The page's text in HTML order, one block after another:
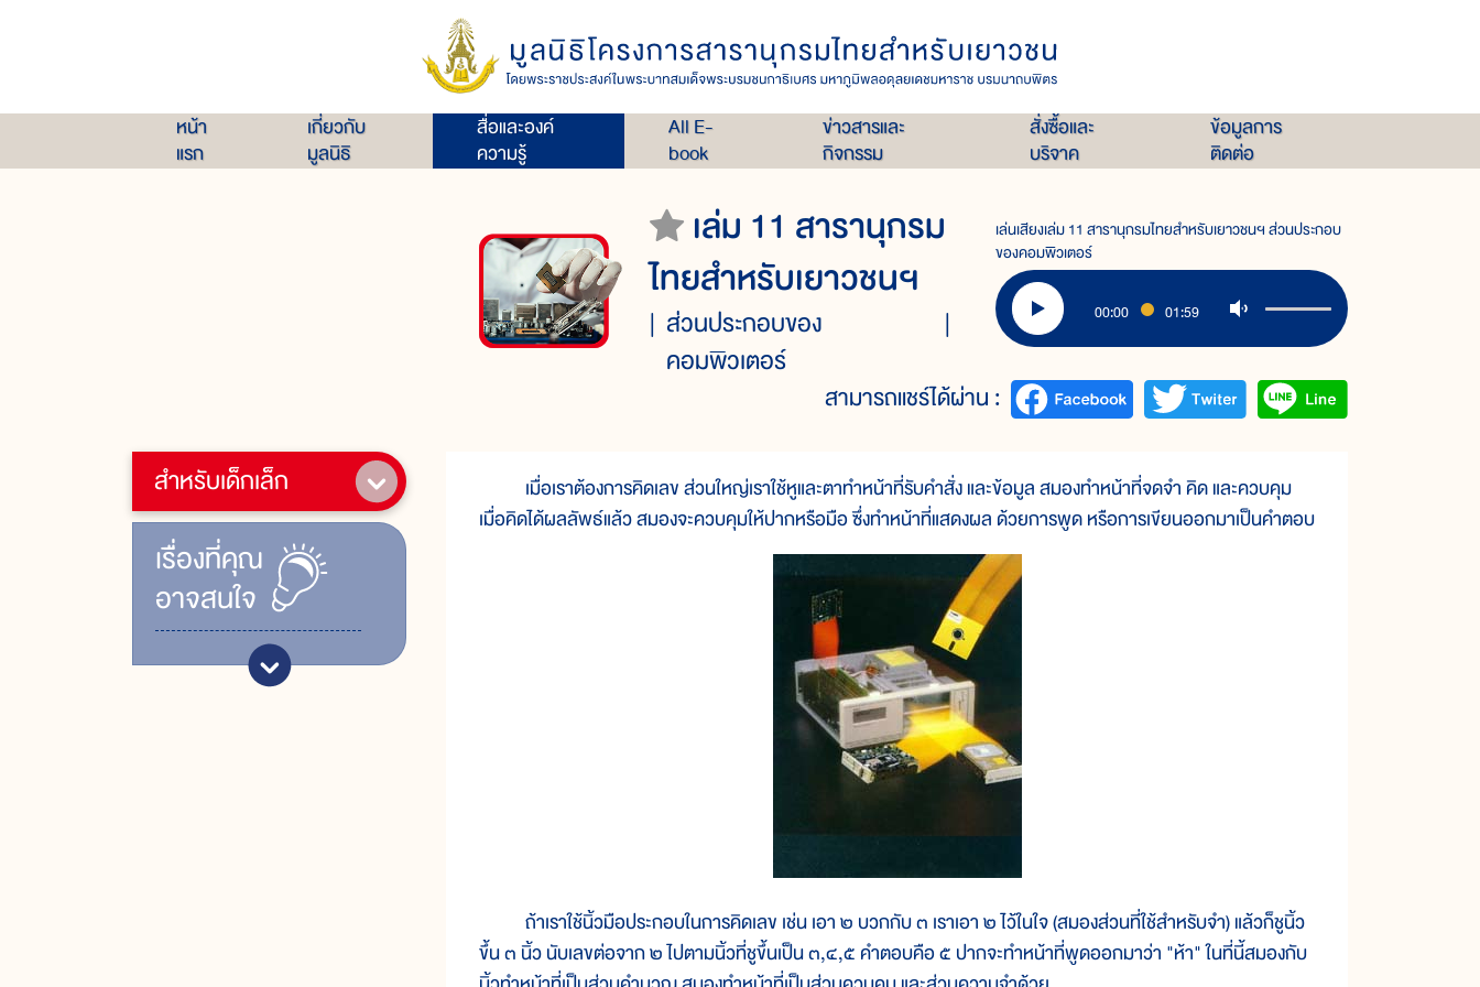
หน้า
แรก
เกี่ยวกับ
มูลนิธิ
สื่อและองค์
ความรู้
All E-
book
ข่าวสารและ
กิจกรรม
สั่งซื้อและ
บริจาค
ข้อมูลการ
ติดต่อ
เล่ม 11 สารานุกรม
ไทยสำหรับเยาวชนฯ
ส่วนประกอบของ
คอมพิวเตอร์
เล่นเสียงเล่ม 11 สารานุกรมไทยสำหรับเยาวชนฯ ส่วนประกอบ
ของคอมพิวเตอร์
00:00 01:59
สามารถแชร์ได้ผ่าน :
สำหรับเด็กเล็ก
เรื่ิองที่คุณ
อาจสนใจ
เมื่อเราต้องการคิดเลข ส่วนใหญ่เราใช้หูและตาทำหน้าที่รับคำสั่ง และข้อมูล สมองทำหน้าที่จดจำ คิด และควบคุม
เมื่อคิดได้ผลลัพธ์แล้ว สมองจะควบคุมให้ปากหรือมือ ซึ่งทำหน้าที่แสดงผล ด้วยการพูด หรือการเขียนออกมาเป็นคำตอบ
ถ้าเราใช้นิ้วมือประกอบในการคิดเลข เช่น เอา ๒ บวกกับ ๓ เราเอา ๒ ไว้ในใจ (สมองส่วนที่ใช้สำหรับจำ) แล้วก็ชูนิ้ว
ขึ้น ๓ นิ้ว นับเลขต่อจาก ๒ ไปตามนิ้วที่ชูขึ้นเป็น ๓,๔,๕ คำตอบคือ ๕ ปากจะทำหน้าที่พูดออกมาว่า "ห้า" ในที่นี้สมองกับ